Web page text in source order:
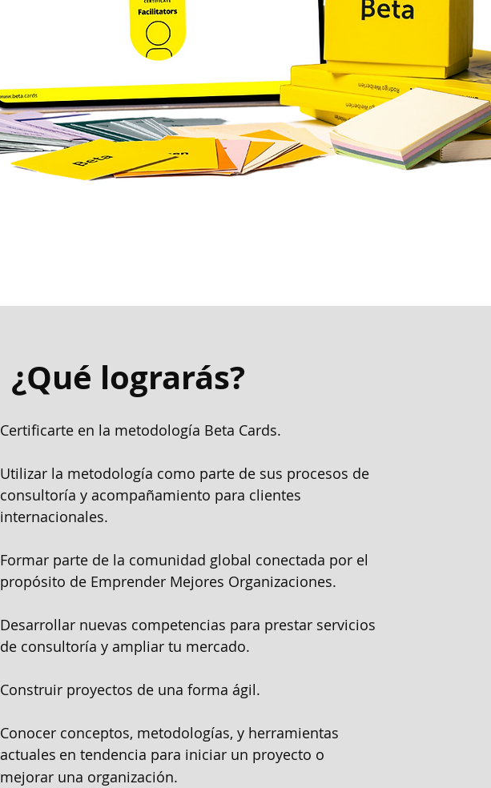
¿Qué lograrás?
Certificarte en la metodología Beta Cards.
Utilizar la metodología como parte de sus procesos de
consultoría y acompañamiento para clientes
internacionales.
Formar parte de la comunidad global conectada por el
propósito de Emprender Mejores Organizaciones.
Desarrollar nuevas competencias para prestar servicios
de consultoría y ampliar tu mercado.
Construir proyectos de una forma ágil.
Conocer conceptos, metodologías, y herramientas
actuales e​n tendencia para iniciar un proyecto o
mejorar una organización.